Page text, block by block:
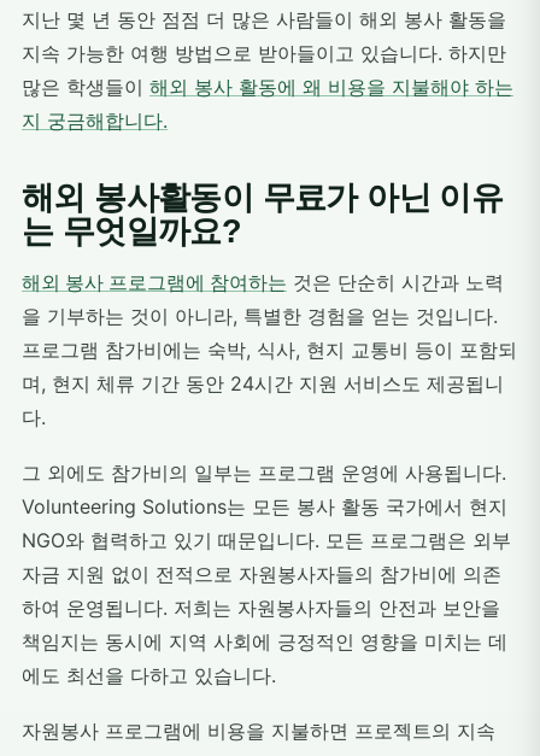
지난 몇 년 동안 점점 더 많은 사람들이 해외 봉사 활동을
지속 가능한 여행 방법으로 받아들이고 있습니다. 하지만
많은 학생들이 해외 봉사 활동에 왜 비용을 지불해야 하는
지 궁금해합니다.
해외 봉사활동이 무료가 아닌 이유
는 무엇일까요?
해외 봉사 프로그램에 참여하는 것은 단순히 시간과 노력
을 기부하는 것이 아니라, 특별한 경험을 얻는 것입니다.
프로그램 참가비에는 숙박, 식사, 현지 교통비 등이 포함되
며, 현지 체류 기간 동안 24시간 지원 서비스도 제공됩니
다.
그 외에도 참가비의 일부는 프로그램 운영에 사용됩니다.
Volunteering Solutions는 모든 봉사 활동 국가에서 현지
NGO와 협력하고 있기 때문입니다. 모든 프로그램은 외부
자금 지원 없이 전적으로 자원봉사자들의 참가비에 의존
하여 운영됩니다. 저희는 자원봉사자들의 안전과 보안을
책임지는 동시에 지역 사회에 긍정적인 영향을 미치는 데
에도 최선을 다하고 있습니다.
자원봉사 프로그램에 비용을 지불하면 프로젝트의 지속